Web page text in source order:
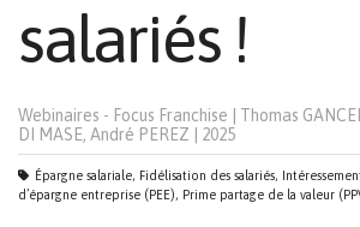
salariés !
Webinaires - Focus Franchise
Thomas
DI MASE, André PEREZ
2025
Épargne salariale, Fidélisation des salariés,
d’épargne entreprise (PEE), Prime partage de la valeur